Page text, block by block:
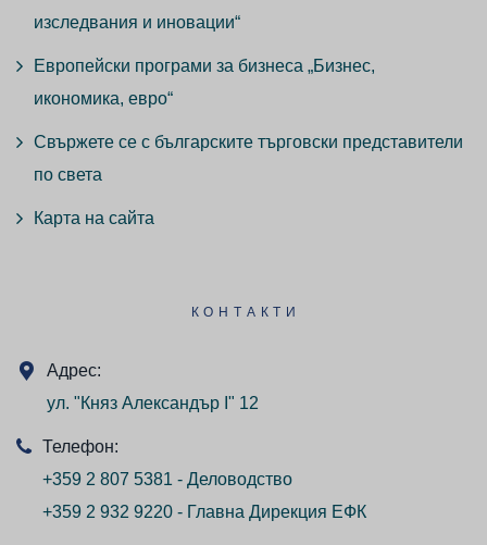
изследвания и иновации“
Европейски програми за бизнеса „Бизнес,
икономика, евро“
Свържете се с българските търговски представители
по света
Карта на сайта
КОНТАКТИ
Адрес:
ул. "Княз Александър I" 12
Телефон:
+359 2 807 5381 - Деловодство
+359 2 932 9220 - Главна Дирекция ЕФК